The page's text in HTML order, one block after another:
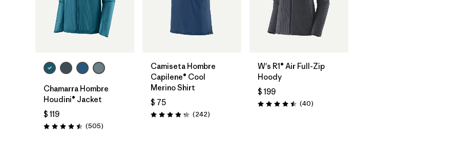
Chamarra Hombre
Houdini® Jacket
$ 119
Valoración: 4.5 / 5
(505Comentarios
)
Camiseta Hombre
Capilene® Cool
Merino Shirt
$ 75
Valoración: 4.3 / 5
(242Comentarios
)
W's R1® Air Full-Zip
Hoody
$ 199
Valoración: 4.5 / 5
(40Comentarios
)